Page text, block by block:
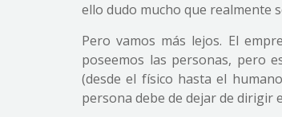
ello dudo mucho que realmente
Pero vamos más lejos. El
poseemos las personas, pero
(desde el físico hasta el
persona debe de dejar de dirigir